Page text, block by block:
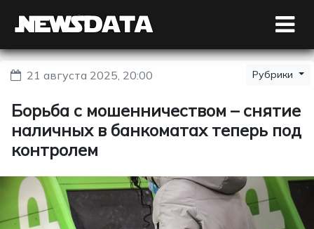
21 августа 2025, 20:00 Рубрики
Борьба с мошенничеством – снятие
наличных в банкоматах теперь под
контролем